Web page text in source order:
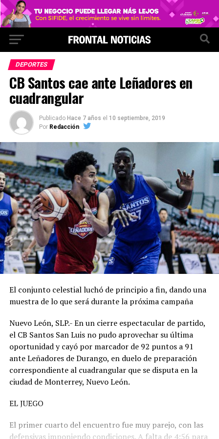
DEPORTES
CB Santos cae ante Leñadores en
cuadrangular
Publicado Hace 7 años el 10 septiembre, 2019
Por Redacción
El conjunto celestial luchó de principio a fin, dando una
muestra de lo que será durante la próxima campaña
Nuevo León, SLP.- En un cierre espectacular de partido,
el CB Santos San Luis no pudo aprovechar su última
oportunidad y cayó por marcador de 92 puntos a 91
ante Leñadores de Durango, en duelo de preparación
correspondiente al cuadrangular que se disputa en la
ciudad de Monterrey, Nuevo León.
EL JUEGO
El primer cuarto del encuentro fue muy parejo, con las
defensivas imponiendo condiciones. A falta de 4:56 para